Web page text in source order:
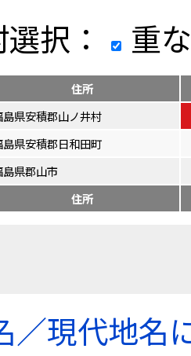
択：
重
住所
島県安積郡山ノ井村
島県安積郡日和田町
島県郡山市
住所
／現代地名